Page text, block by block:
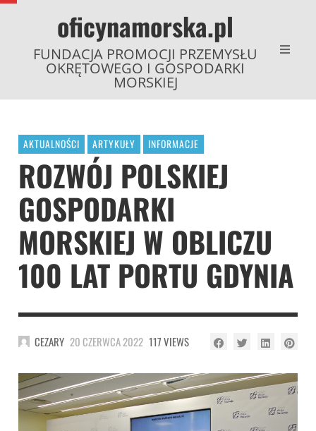
oficynamorska.pl
FUNDACJA PROMOCJI PRZEMYSŁU
OKRĘTOWEGO I GOSPODARKI
MORSKIEJ
AKTUALNOŚCI ARTYKUŁY INFORMACJE
ROZWÓJ POLSKIEJ
GOSPODARKI
MORSKIEJ W OBLICZU
100 LAT PORTU GDYNIA
CEZARY 20 CZERWCA 2022 117 VIEWS